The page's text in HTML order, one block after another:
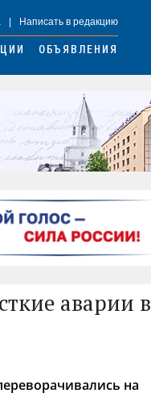
Написать в редакцию
ОБЪЯВЛЕНИЯ
аварии в
на